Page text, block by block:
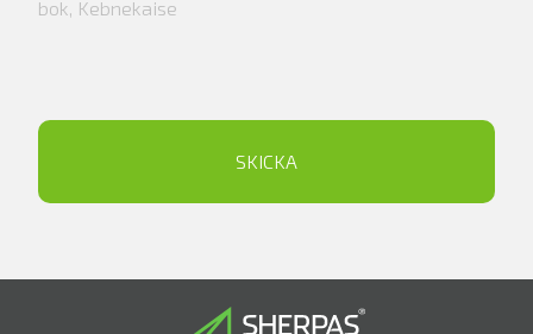
bok, Kebnekaise
SKICKA